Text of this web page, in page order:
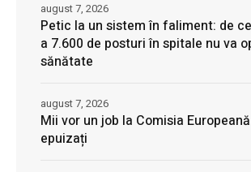
Petic la un sistem în faliment: de
a 7.600 de posturi în spitale nu va
sănătate
august 7, 2026
Mii vor un job la Comisia
epuizați
august 7, 2026